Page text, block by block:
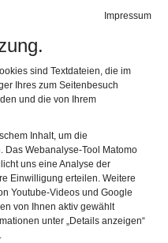
Impressum
sind Textdateien, die im
Ihres zum Seitenbesuch
und die von Ihrem
Inhalt, um die
Das Webanalyse-Tool Matomo
uns eine Analyse der
Einwilligung erteilen. Weitere
Youtube-Videos und Google
von Ihnen aktiv gewählt
unter „Details anzeigen“
.
Gebärdensprache